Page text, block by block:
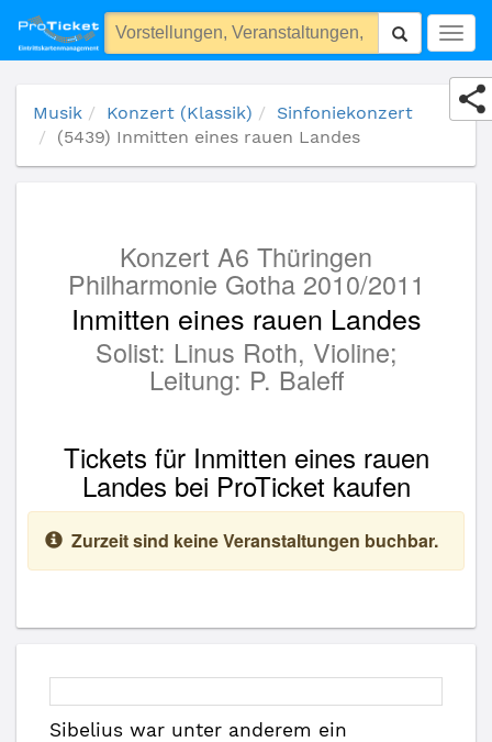
(5439) Inmitten eines rauen Landes
Musik Konzert (Klassik)
Sinfoniekonzert
(5439) Inmitten eines rauen Landes
Konzert A6 Thüringen
Philharmonie Gotha 2010/2011
Inmitten eines rauen Landes
Solist: Linus Roth, Violine;
Leitung: P. Baleff
Tickets für Inmitten eines rauen
Landes bei ProTicket kaufen
Zurzeit sind keine Veranstaltungen buchbar.
Sibelius war unter anderem ein